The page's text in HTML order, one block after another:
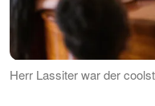
Herr Lassiter war der